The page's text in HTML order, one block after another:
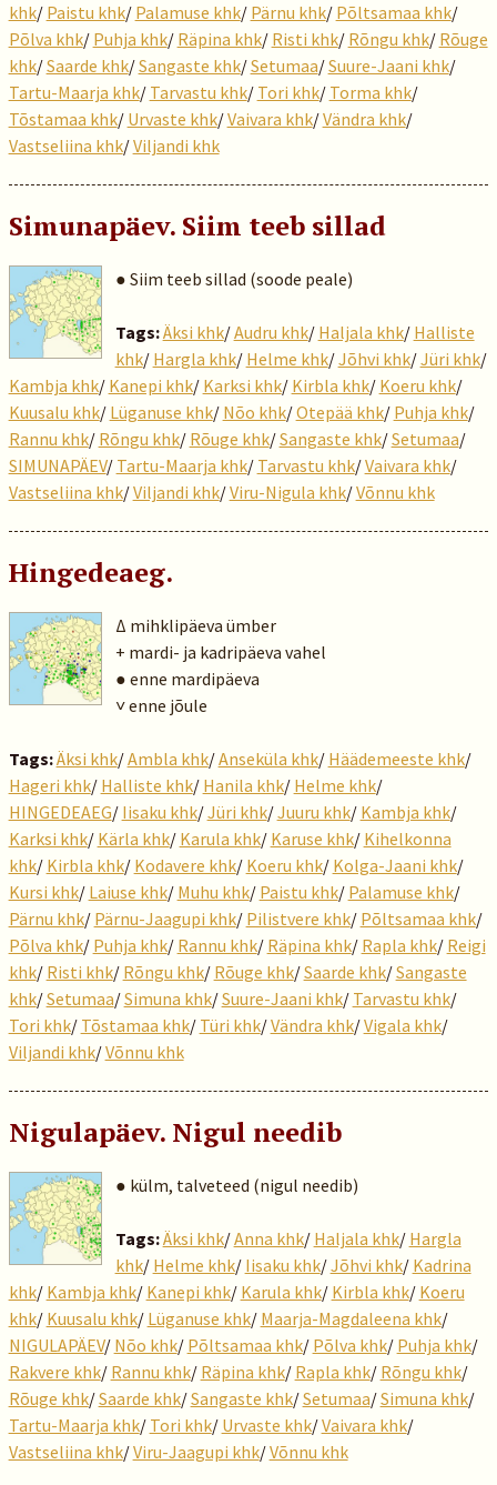
khk/ Paistu khk/ Palamuse khk/ Pärnu khk/ Põltsamaa khk/
Põlva khk/ Puhja khk/ Räpina khk/ Risti khk/ Rõngu khk/ Rõuge
khk/Saarde khk/Sangaste khk/Setumaa/Suure-Jaani khk/
Tartu-Maarja khk/ Tarvastu khk/ Tori khk/ Torma khk/
Tõstamaa khk/ Urvaste khk/Vaivara khk/Vändra khk/
Vastseliina khk/Viljandi khk
Simunapäev. Siim teeb sillad
● Siim teeb sillad (soode peale)
Tags:Äksi khk/Audru khk/ Haljala khk/ Halliste
khk/ Hargla khk/ Helme khk/Jõhvi khk/Jüri khk/
Kambja khk/ Kanepi khk/ Karksi khk/ Kirbla khk/ Koeru khk/
Kuusalu khk/ Lüganuse khk/ Nõo khk/Otepää khk/ Puhja khk/
Rannu khk/ Rõngu khk/ Rõuge khk/Sangaste khk/Setumaa/
SIMUNAPÄEV/ Tartu-Maarja khk/ Tarvastu khk/Vaivara khk/
Vastseliina khk/Viljandi khk/Viru-Nigula khk/Võnnu khk
Hingedeaeg.
Δ mihklipäeva ümber
+ mardi- ja kadripäeva vahel
● enne mardipäeva
˅ enne jõule
Tags:Äksi khk/Ambla khk/Anseküla khk/ Häädemeeste khk/
Hageri khk/ Halliste khk/ Hanila khk/ Helme khk/
HINGEDEAEG/ Iisaku khk/Jüri khk/Juuru khk/ Kambja khk/
Karksi khk/ Kärla khk/ Karula khk/ Karuse khk/ Kihelkonna
khk/ Kirbla khk/ Kodavere khk/ Koeru khk/ Kolga-Jaani khk/
Kursi khk/ Laiuse khk/ Muhu khk/ Paistu khk/ Palamuse khk/
Pärnu khk/ Pärnu-Jaagupi khk/ Pilistvere khk/ Põltsamaa khk/
Põlva khk/ Puhja khk/ Rannu khk/ Räpina khk/ Rapla khk/ Reigi
khk/ Risti khk/ Rõngu khk/ Rõuge khk/Saarde khk/Sangaste
khk/Setumaa/Simuna khk/Suure-Jaani khk/ Tarvastu khk/
Tori khk/ Tõstamaa khk/ Türi khk/Vändra khk/Vigala khk/
Viljandi khk/Võnnu khk
Nigulapäev. Nigul needib
● külm, talveteed (nigul needib)
Tags:Äksi khk/Anna khk/ Haljala khk/ Hargla
khk/ Helme khk/ Iisaku khk/Jõhvi khk/ Kadrina
khk/ Kambja khk/ Kanepi khk/ Karula khk/ Kirbla khk/ Koeru
khk/ Kuusalu khk/ Lüganuse khk/ Maarja-Magdaleena khk/
NIGULAPÄEV/ Nõo khk/ Põltsamaa khk/ Põlva khk/ Puhja khk/
Rakvere khk/ Rannu khk/ Räpina khk/ Rapla khk/ Rõngu khk/
Rõuge khk/Saarde khk/Sangaste khk/Setumaa/Simuna khk/
Tartu-Maarja khk/ Tori khk/ Urvaste khk/Vaivara khk/
Vastseliina khk/Viru-Jaagupi khk/Võnnu khk